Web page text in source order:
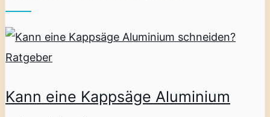
Ratgeber
Kann eine Kappsäge Aluminium